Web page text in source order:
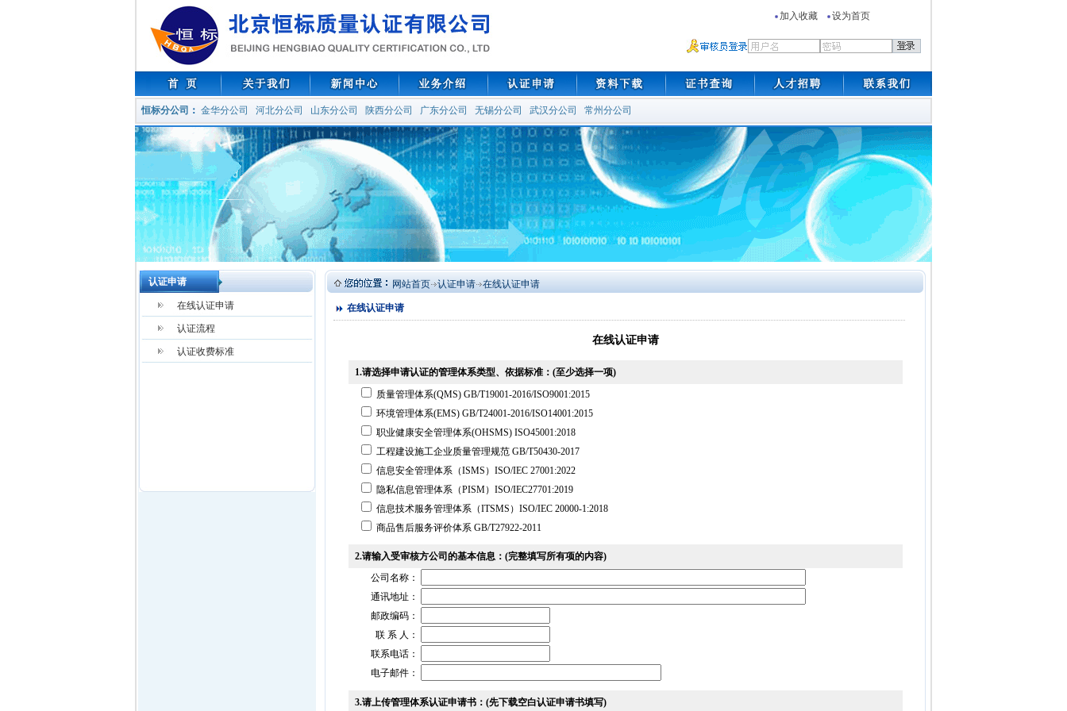
加入收藏 设为首页
恒标分公司 ： 金华分公司 河北分公司 山东分公司 陕西分公司 广东分公司 无锡分公司 武汉分公司 常州分公司
认证申请
在线认证申请
认证流程
认证收费标准
网站首页 认证申请 在线认证申请
在线认证申请
在线认证申请
1.请选择申请认证的管理体系类型、依据标准：(至少选择一项)
质量管理体系(QMS) GB/T19001-2016/ISO9001:2015
环境管理体系(EMS) GB/T24001-2016/ISO14001:2015
职业健康安全管理体系(OHSMS) ISO45001:2018
工程建设施工企业质量管理规范 GB/T50430-2017
信息安全管理体系（ISMS）ISO/IEC 27001:2022
隐私信息管理体系（PISM）ISO/IEC27701:2019
信息技术服务管理体系（ITSMS）ISO/IEC 20000-1:2018
商品售后服务评价体系 GB/T27922-2011
2.请输入受审核方公司的基本信息：(完整填写所有项的内容)
公司名称：
通讯地址：
邮政编码：
联 系 人：
联系电话：
电子邮件：
3.请上传管理体系认证申请书：(先下载空白认证申请书填写)